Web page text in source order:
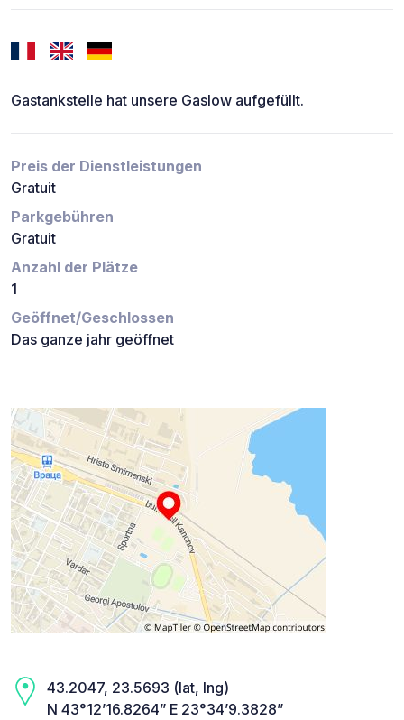
Gastankstelle hat unsere Gaslow aufgefüllt.
Preis der Dienstleistungen
Gratuit
Parkgebühren
Gratuit
Anzahl der Plätze
1
Geöffnet/Geschlossen
Das ganze jahr geöffnet
43.2047, 23.5693 (lat, lng)
N 43°12’16.8264” E 23°34’9.3828”